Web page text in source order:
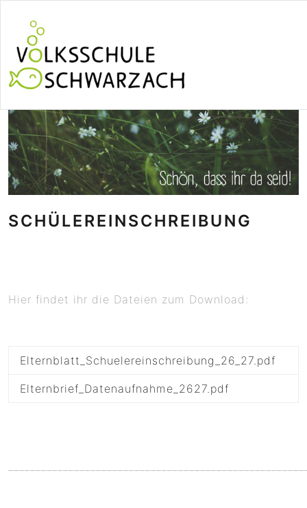
SCHÜLEREINSCHREIBUNG
Hier findet ihr die Dateien zum Download:
Elternblatt_Schuelereinschreibung_26_27.pdf
Elternbrief_Datenaufnahme_2627.pdf